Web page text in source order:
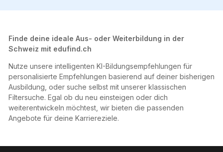
Finde deine ideale Aus- oder Weiterbildung in der
Schweiz mit edufind.ch
Nutze unsere intelligenten KI-Bildungsempfehlungen für
personalisierte Empfehlungen basierend auf deiner bisherigen
Ausbildung, oder suche selbst mit unserer klassischen
Filtersuche. Egal ob du neu einsteigen oder dich
weiterentwickeln möchtest, wir bieten die passenden
Angebote für deine Karriereziele.